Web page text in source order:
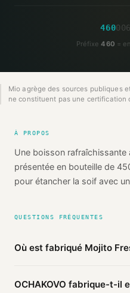
460006
Préfixe460 =
Mio agrège des sources publiques
ne constituent pas une certification
À PROPOS
Une boisson
présentée en bouteille de
pour étancher la soif avec
QUESTIONS FRÉQUENTES
Où est fabriqué Mojito
Fresh Strawberry (450ml)
OCHAKOVO fabrique-t-il